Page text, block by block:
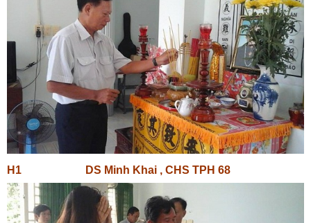
H1 DS Minh Khai , CHS TPH 68